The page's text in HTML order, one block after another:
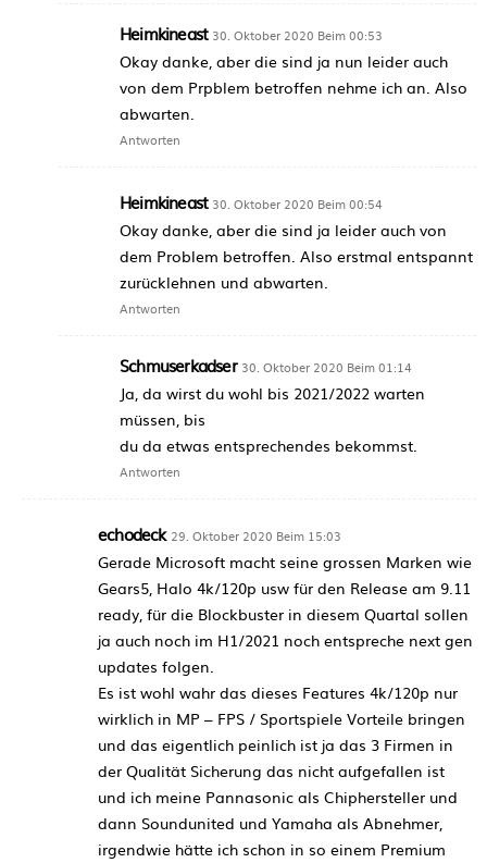
Heimkineast 30. Oktober 2020 Beim 00:53
Okay danke, aber die sind ja nun leider auch
von dem Prpblem betroffen nehme ich an. Also
abwarten.
Antworten
Heimkineast 30. Oktober 2020 Beim 00:54
Okay danke, aber die sind ja leider auch von
dem Problem betroffen. Also erstmal entspannt
zurücklehnen und abwarten.
Antworten
Schmuserkadser 30. Oktober 2020 Beim 01:14
Ja, da wirst du wohl bis 2021/2022 warten
müssen, bis
du da etwas entsprechendes bekommst.
Antworten
echodeck 29. Oktober 2020 Beim 15:03
Gerade Microsoft macht seine grossen Marken wie
Gears5, Halo 4k/120p usw für den Release am 9.11
ready, für die Blockbuster in diesem Quartal sollen
ja auch noch im H1/2021 noch entspreche next gen
updates folgen.
Es ist wohl wahr das dieses Features 4k/120p nur
wirklich in MP – FPS / Sportspiele Vorteile bringen
und das eigentlich peinlich ist ja das 3 Firmen in
der Qualität Sicherung das nicht aufgefallen ist
und ich meine Pannasonic als Chiphersteller und
dann Soundunited und Yamaha als Abnehmer,
irgendwie hätte ich schon in so einem Premium